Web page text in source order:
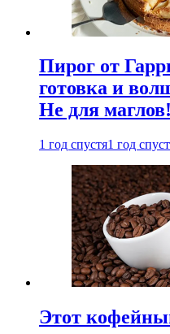
Пирог от
готовка и
Не для маглов!
1 год спустя1 год
Этот